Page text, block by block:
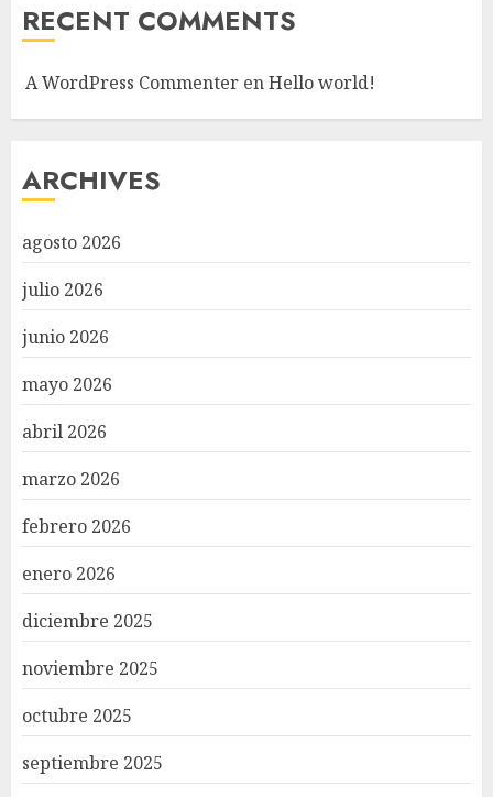
RECENT COMMENTS
A WordPress Commenter enHello world!
ARCHIVES
agosto 2026
julio 2026
junio 2026
mayo 2026
abril 2026
marzo 2026
febrero 2026
enero 2026
diciembre 2025
noviembre 2025
octubre 2025
septiembre 2025